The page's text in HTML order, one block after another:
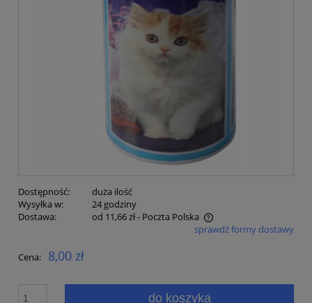
Dostępność:
duża ilość
Wysyłka w:
24 godziny
Dostawa:
od 11,66 zł- Poczta Polska
Cena nie zawiera ewentualnych kosztów płatnościsprawdź formy dostawy
Cena: 8,00 zł
do koszyka